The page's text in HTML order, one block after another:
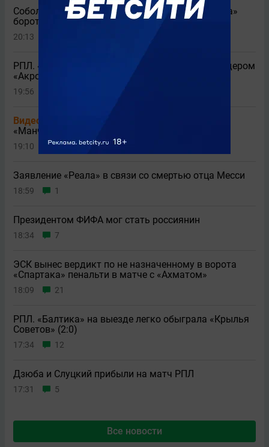
Соболев прокомментировал желание «Спартака»
бороться с «Зенитом» за чемпионство
20:13
РПЛ. «Локомотив» не справился дома с аутсайдером
«Акроном» (0:0)
19:56
Видео
«Манчестер Юнайтед»
19:10 7
Заявление «Реала» в связи со смертью отца Месси
18:59 1
Президентом ФИФА мог стать россиянин
18:34 7
ЭСК вынес вердикт по не назначенному в ворота
«Спартака» пенальти в матче с «Ахматом»
18:09 21
РПЛ. «Балтика» на выезде легко обыграла «Крылья
Советов» (2:0)
17:34 12
Дзюба и Слуцкий прибыли на матч РПЛ
17:31 5
Все новости